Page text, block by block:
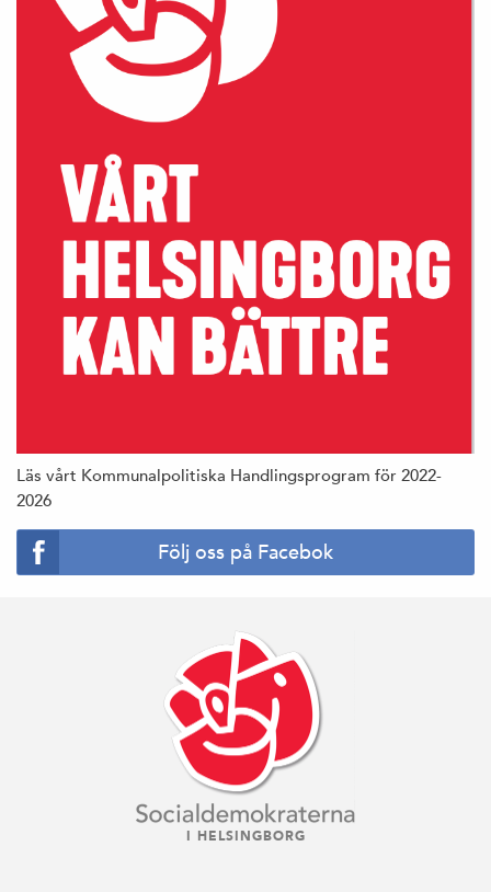
Läs vårt Kommunalpolitiska Handlingsprogram för 2022-
2026
Följ oss på Facebok
I HELSINGBORG